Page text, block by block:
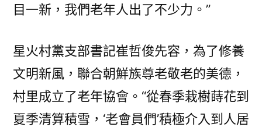
目一新，我們老年人出了不少力。”
星火村黨支部書記崔哲俊先容，為了修養
文明新風，聯合朝鮮族尊老敬老的美德，
村里成立了老年協會。“從春季栽樹蒔花到
夏季清算積雪，‘老會員們’積極介入到人居